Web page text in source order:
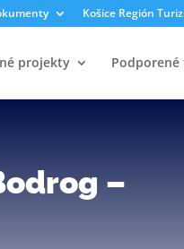
Košice Región
projekty
–